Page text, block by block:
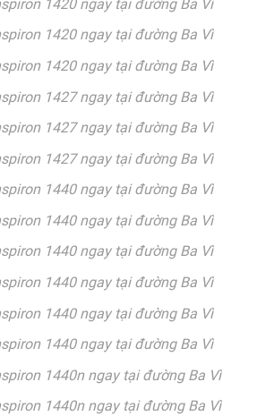
1420 ngay tại đường Ba Vì
1420 ngay tại đường Ba Vì
1420 ngay tại đường Ba Vì
1427 ngay tại đường Ba Vì
1427 ngay tại đường Ba Vì
1427 ngay tại đường Ba Vì
1440 ngay tại đường Ba Vì
1440 ngay tại đường Ba Vì
1440 ngay tại đường Ba Vì
1440 ngay tại đường Ba Vì
1440 ngay tại đường Ba Vì
1440 ngay tại đường Ba Vì
1440n ngay tại đường Ba Vì
1440n ngay tại đường Ba Vì